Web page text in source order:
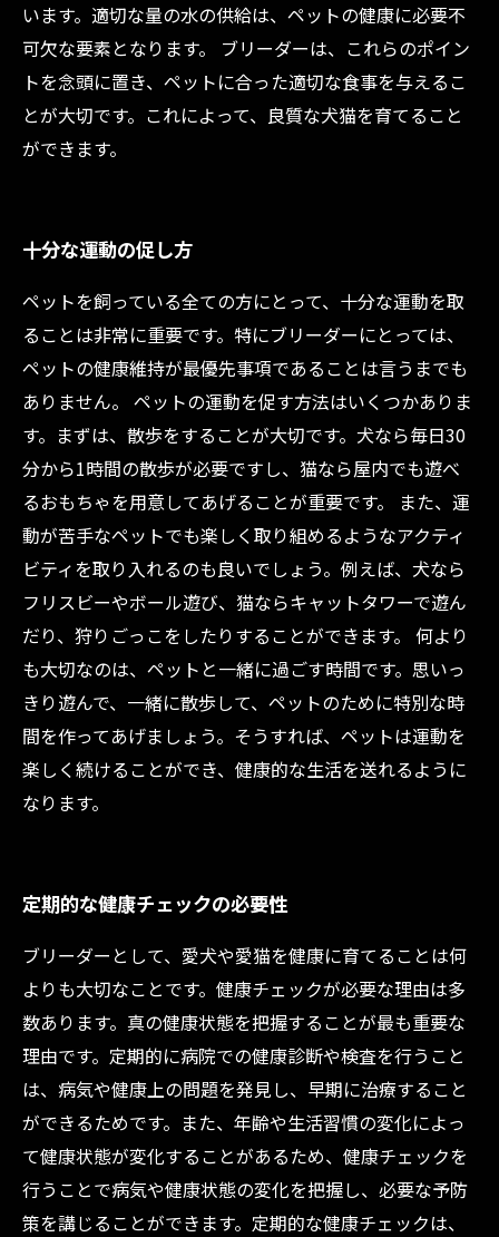
います。適切な量の水の供給は、ペットの健康に必要不
可欠な要素となります。 ブリーダーは、これらのポイン
トを念頭に置き、ペットに合った適切な食事を与えるこ
とが大切です。これによって、良質な犬猫を育てること
ができます。
十分な運動の促し方
ペットを飼っている全ての方にとって、十分な運動を取
ることは非常に重要です。特にブリーダーにとっては、
ペットの健康維持が最優先事項であることは言うまでも
ありません。 ペットの運動を促す方法はいくつかありま
す。まずは、散歩をすることが大切です。犬なら毎日30
分から1時間の散歩が必要ですし、猫なら屋内でも遊べ
るおもちゃを用意してあげることが重要です。 また、運
動が苦手なペットでも楽しく取り組めるようなアクティ
ビティを取り入れるのも良いでしょう。例えば、犬なら
フリスビーやボール遊び、猫ならキャットタワーで遊ん
だり、狩りごっこをしたりすることができます。 何より
も大切なのは、ペットと一緒に過ごす時間です。思いっ
きり遊んで、一緒に散歩して、ペットのために特別な時
間を作ってあげましょう。そうすれば、ペットは運動を
楽しく続けることができ、健康的な生活を送れるように
なります。
定期的な健康チェックの必要性
ブリーダーとして、愛犬や愛猫を健康に育てることは何
よりも大切なことです。健康チェックが必要な理由は多
数あります。真の健康状態を把握することが最も重要な
理由です。定期的に病院での健康診断や検査を行うこと
は、病気や健康上の問題を発見し、早期に治療すること
ができるためです。また、年齢や生活習慣の変化によっ
て健康状態が変化することがあるため、健康チェックを
行うことで病気や健康状態の変化を把握し、必要な予防
策を講じることができます。定期的な健康チェックは、